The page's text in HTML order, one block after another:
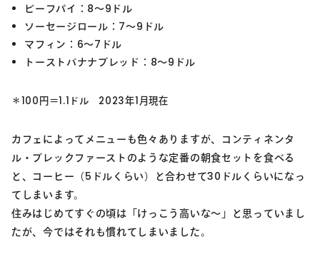
ビーフパイ：8～9ドル
ソーセージロール：7～9ドル
マフィン：6～7ドル
トーストバナナブレッド：8～9ドル
＊100円＝1.1ドル 2023年1月現在
カフェによってメニューも色々ありますが、コンティネンタ
ル・ブレックファーストのような定番の朝食セットを食べる
と、コーヒー（5ドルくらい）と合わせて30ドルくらいになっ
てしまいます。
住みはじめてすぐの頃は「けっこう高いな～」と思っていまし
たが、今ではそれも慣れてしまいました。